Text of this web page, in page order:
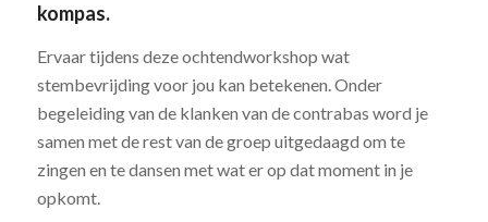
kompas.
Ervaar tijdens deze ochtendworkshop wat
stembevrijding voor jou kan betekenen. Onder
begeleiding van de klanken van de contrabas word je
samen met de rest van de groep uitgedaagd om te
zingen en te dansen met wat er op dat moment in je
opkomt.